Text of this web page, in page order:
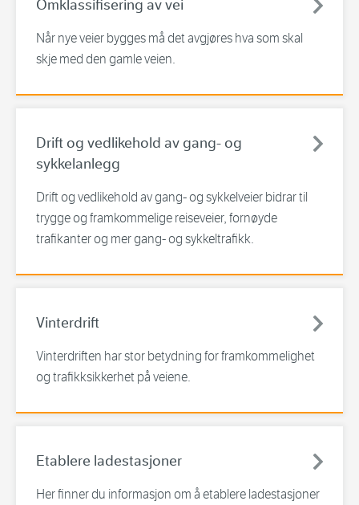
Omklassifisering av vei
Når nye veier bygges må det avgjøres hva som skal
skje med den gamle veien.
Drift og vedlikehold av gang- og
sykkelanlegg
Drift og vedlikehold av gang- og sykkelveier bidrar til
trygge og framkommelige reiseveier, fornøyde
trafikanter og mer gang- og sykkeltrafikk.
Vinterdrift
Vinterdriften har stor betydning for framkommelighet
og trafikksikkerhet på veiene.
Etablere ladestasjoner
Her finner du informasjon om å etablere ladestasjoner